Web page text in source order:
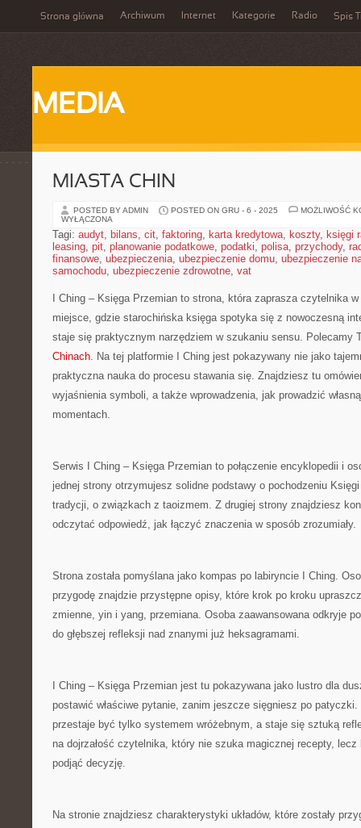
Strona główna Archiwum Internet Kategorie Radio Spis
MEDIA
MIASTA CHIN
POSTED BY ADMIN POSTED ON GRU - 6 - 2025
MOŻLIWOŚĆ
WYŁĄCZONA
Tagi: audyt, bilans, cit, faktoring, karta kredytowa, koszty, księgi
leasing, pit, planowanie podatkowe, podatki, polisa, przychody,
finansowe, ubezpieczenia, ubezpieczenie domu, ubezpieczenie
samochodu, ubezpieczenie zdrowotne, vat
I Ching – Księga Przemian to strona, która zaprasza czytelnika
miejsce, gdzie starochińska księga spotyka się z nowoczesną
staje się praktycznym narzędziem w szukaniu sensu. Polecamy
Chinach. Na tej platformie I Ching jest pokazywany nie jako
praktyczna nauka do procesu stawania się. Znajdziesz tu
wyjaśnienia symboli, a także wprowadzenia, jak prowadzić
momentach.
Serwis I Ching – Księga Przemian to połączenie encyklopedii i
jednej strony otrzymujesz solidne podstawy o pochodzeniu
tradycji, o związkach z taoizmem. Z drugiej strony znajdziesz
odczytać odpowiedź, jak łączyć znaczenia w sposób zrozumiały.
Strona została pomyślana jako kompas po labiryncie I Ching.
przygodę znajdzie przystępne opisy, które krok po kroku
zmienne, yin i yang, przemiana. Osoba zaawansowana odkryje
do głębszej refleksji nad znanymi już heksagramami.
I Ching – Księga Przemian jest tu pokazywana jako lustro dla
postawić właściwe pytanie, zanim jeszcze sięgniesz po
przestaje być tylko systemem wróżebnym, a staje się sztuką
na dojrzałość czytelnika, który nie szuka magicznej recepty,
podjąć decyzję.
Na stronie znajdziesz charakterystyki układów, które zostały